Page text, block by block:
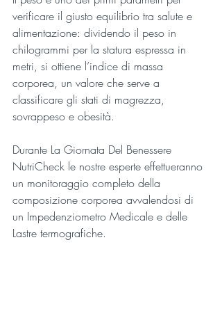
verificare il giusto equilibrio tra salute e
alimentazione: dividendo il peso in
chilogrammi per la statura espressa in
metri, si ottiene l’indice di massa
corporea, un valore che serve a
classificare gli stati di magrezza,
sovrappeso e obesità.
Durante La Giornata Del Benessere
NutriCheck le nostre esperte effettueranno
un monitoraggio completo della
composizione corporea avvalendosi di
un Impedenziometro Medicale e delle
Lastre termografiche.